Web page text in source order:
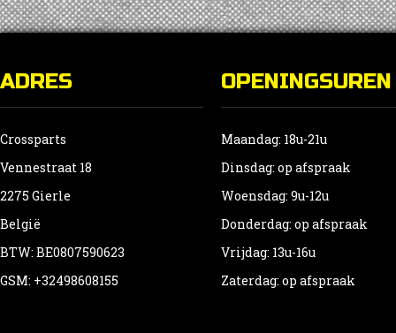
ADRES
Crossparts
Vennestraat 18
2275 Gierle
België
BTW: BE0807590623
GSM: +32498608155
OPENINGSUREN
Maandag: 18u-21u
Dinsdag: op afspraak
Woensdag: 9u-12u
Donderdag: op afspraak
Vrijdag: 13u-16u
Zaterdag: op afspraak